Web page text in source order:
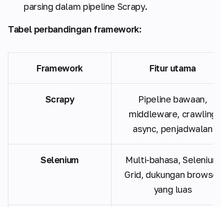
parsing dalam pipeline Scrapy.
Tabel perbandingan framework:
Framework Fitur utama
Scrapy
Pipeline bawaan,
middleware, crawling
async, penjadwalan
Selenium
Multi-bahasa, Selenium
Grid, dukungan browser
yang luas